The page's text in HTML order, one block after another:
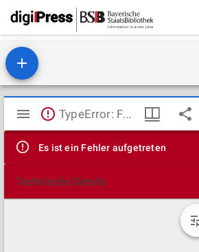
Mirador
Viewer
TypeError: Failed to fetch
Es ist ein Fehler aufgetreten
Technische Details